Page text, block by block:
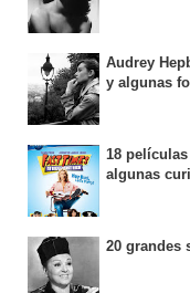
Audrey
y algunas
18
algunas
20 grandes